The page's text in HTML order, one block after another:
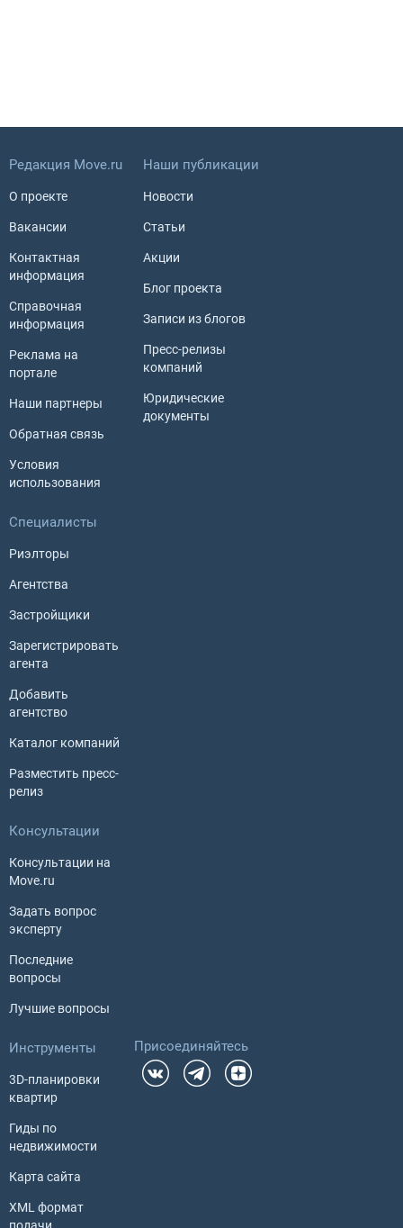
Редакция Move.ru
О проекте
Вакансии
Контактная
информация
Справочная
информация
Реклама на
портале
Наши партнеры
Обратная связь
Условия
использования
Наши публикации
Новости
Статьи
Акции
Блог проекта
Записи из блогов
Пресс-релизы
компаний
Юридические
документы
Специалисты
Риэлторы
Агентства
Застройщики
Зарегистрировать
агента
Добавить
агентство
Каталог компаний
Разместить пресс-
релиз
Консультации
Консультации на
Move.ru
Задать вопрос
эксперту
Последние
вопросы
Лучшие вопросы
Инструменты
3D-планировки
квартир
Гиды по
недвижимости
Карта сайта
XML формат
Присоединяйтесь